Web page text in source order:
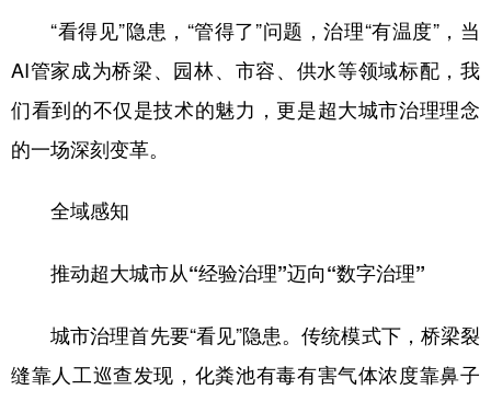
“看得见”隐患，“管得了”问题，治理“有温度”，当
AI管家成为桥梁、园林、市容、供水等领域标配，我
们看到的不仅是技术的魅力，更是超大城市治理理念
的一场深刻变革。
全域感知
推动超大城市从“经验治理”迈向“数字治理”
城市治理首先要“看见”隐患。传统模式下，桥梁裂
缝靠人工巡查发现，化粪池有毒有害气体浓度靠鼻子